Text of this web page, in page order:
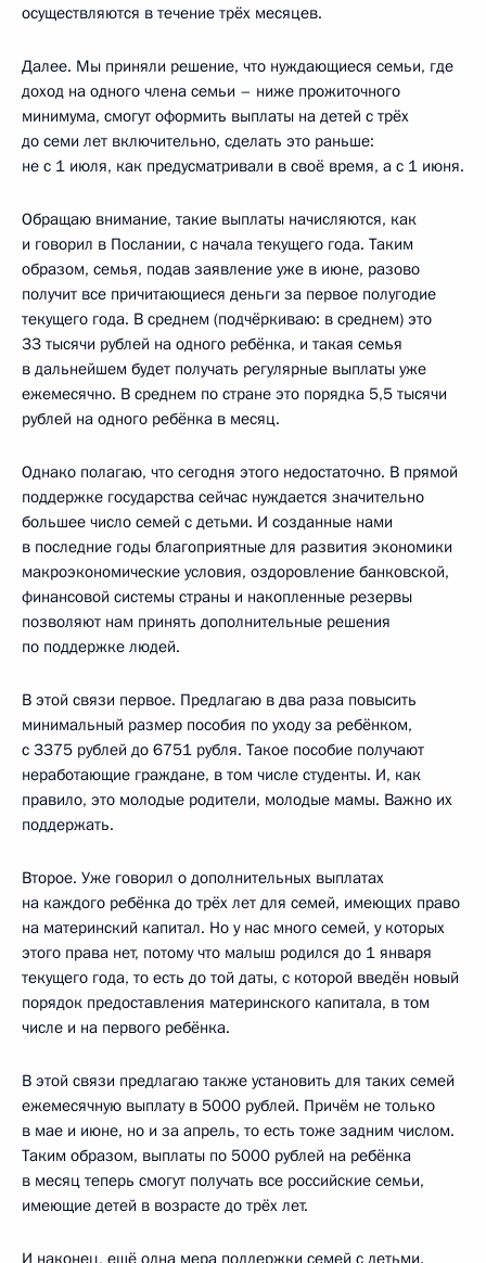
осуществляются в течение трёх месяцев.
Далее. Мы приняли решение, что нуждающиеся семьи, где
доход на одного члена семьи – ниже прожиточного
минимума, смогут оформить выплаты на детей с трёх
до семи лет включительно, сделать это раньше:
не с 1 июля, как предусматривали в своё время, а с 1 июня.
Обращаю внимание, такие выплаты начисляются, как
и говорил в Послании, с начала текущего года. Таким
образом, семья, подав заявление уже в июне, разово
получит все причитающиеся деньги за первое полугодие
текущего года. В среднем (подчёркиваю: в среднем) это
33 тысячи рублей на одного ребёнка, и такая семья
в дальнейшем будет получать регулярные выплаты уже
ежемесячно. В среднем по стране это порядка 5,5 тысячи
рублей на одного ребёнка в месяц.
Однако полагаю, что сегодня этого недостаточно. В прямой
поддержке государства сейчас нуждается значительно
большее число семей с детьми. И созданные нами
в последние годы благоприятные для развития экономики
макроэкономические условия, оздоровление банковской,
финансовой системы страны и накопленные резервы
позволяют нам принять дополнительные решения
по поддержке людей.
В этой связи первое. Предлагаю в два раза повысить
минимальный размер пособия по уходу за ребёнком,
с 3375 рублей до 6751 рубля. Такое пособие получают
неработающие граждане, в том числе студенты. И, как
правило, это молодые родители, молодые мамы. Важно их
поддержать.
Второе. Уже говорил о дополнительных выплатах
на каждого ребёнка до трёх лет для семей, имеющих право
на материнский капитал. Но у нас много семей, у которых
этого права нет, потому что малыш родился до 1 января
текущего года, то есть до той даты, с которой введён новый
порядок предоставления материнского капитала, в том
числе и на первого ребёнка.
В этой связи предлагаю также установить для таких семей
ежемесячную выплату в 5000 рублей. Причём не только
в мае и июне, но и за апрель, то есть тоже задним числом.
Таким образом, выплаты по 5000 рублей на ребёнка
в месяц теперь смогут получать все российские семьи,
имеющие детей в возрасте до трёх лет.
И наконец, ещё одна мера поддержки семей с детьми.